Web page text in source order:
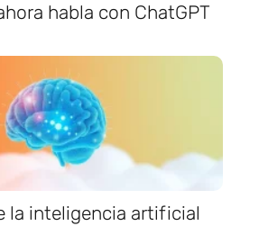
habla con ChatGPT
la inteligencia artificial